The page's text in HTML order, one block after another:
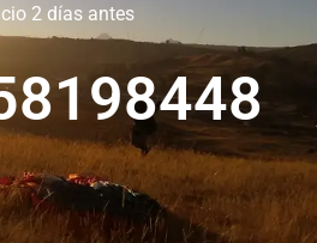
2 días antes